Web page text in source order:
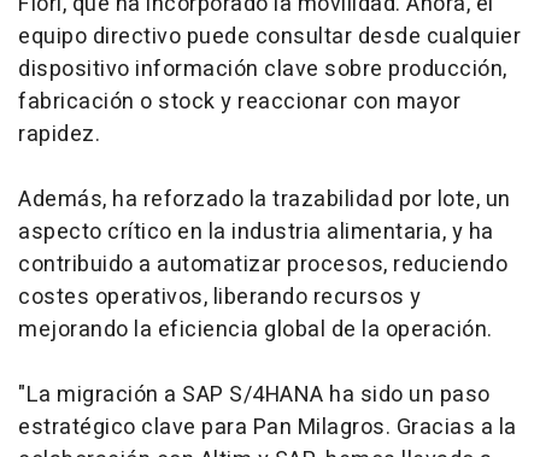
equipo directivo puede consultar desde cualquier
dispositivo información clave sobre producción,
fabricación o stock y reaccionar con mayor
rapidez.
Además, ha reforzado la trazabilidad por lote, un
aspecto crítico en la industria alimentaria, y ha
contribuido a automatizar procesos, reduciendo
costes operativos, liberando recursos y
mejorando la eficiencia global de la operación.
"La migración a SAP S/4HANA ha sido un paso
estratégico clave para Pan Milagros. Gracias a la